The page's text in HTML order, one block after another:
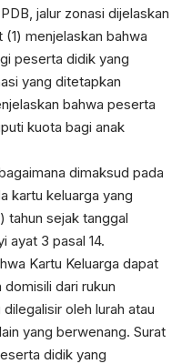
jalur zonasi dijelaskan
(1) menjelaskan bahwa
peserta didik yang
yang ditetapkan
bahwa peserta
kuota bagi anak
dimaksud pada
kartu keluarga yang
tahun sejak tanggal
ayat 3 pasal 14.
Kartu Keluarga dapat
dari rukun
oleh lurah atau
yang berwenang. Surat
didik yang